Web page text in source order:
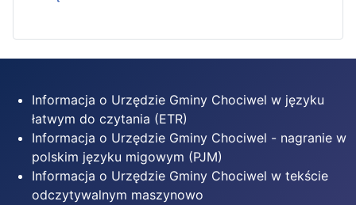
Informacja o Urzędzie Gminy Chociwel w języku
łatwym do czytania (ETR)
Informacja o Urzędzie Gminy Chociwel - nagranie w
polskim języku migowym (PJM)
Informacja o Urzędzie Gminy Chociwel w tekście
odczytywalnym maszynowo